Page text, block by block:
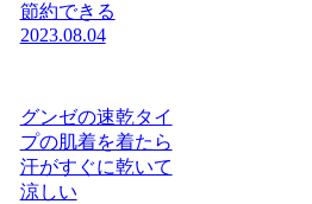
節約できる
2023.08.04
グンゼの速乾タイ
プの肌着を着たら
汗がすぐに乾いて
涼しい